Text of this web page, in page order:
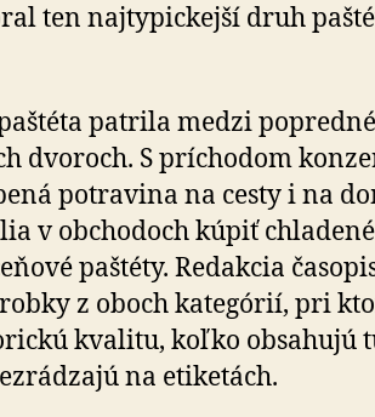
ten naj­ty­pic­kejší druh
patrila medzi
dvoroch. S prí­cho­dom
potravina na cesty i na
v obchodoch kúpiť
paštéty. Redakcia
z oboch kate­górií, pri
kvalitu, koľko obsa­hujú
na etiketách.